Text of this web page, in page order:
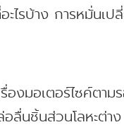
ไรบ้าง การหมั่นเ
งมอเตอร์ไซค์ตา
อลื่นชิ้นส่วนโลหะต่